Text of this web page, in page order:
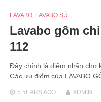
LAVABO LAVABO SỨ
Lavabo gốm
112
Đây chính là điểm nhấn cho
Các ưu điểm của LAVABO
5 YEARSAGO ADMIN